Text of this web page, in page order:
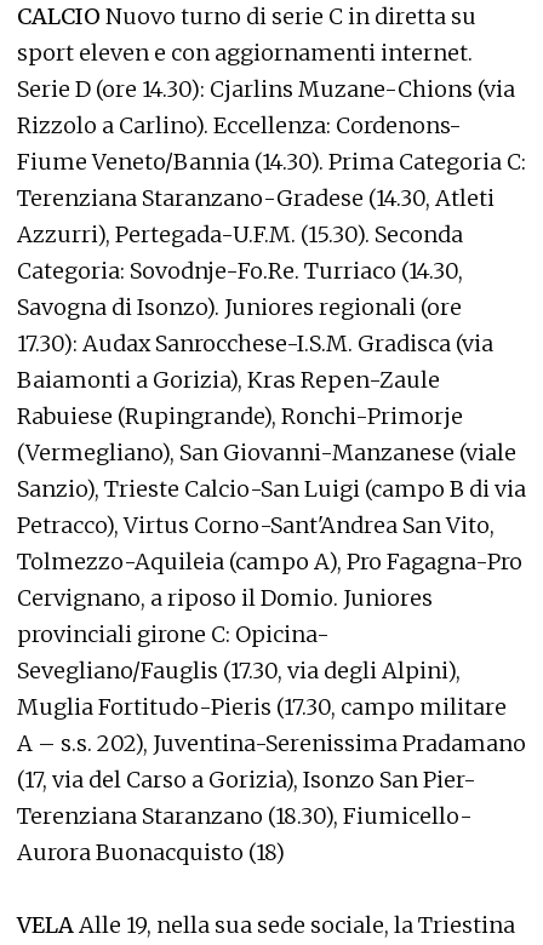
CALCIO Nuovo turno di serie C in diretta su
sport eleven e con aggiornamenti internet.
Serie D (ore 14.30): Cjarlins Muzane-Chions (via
Rizzolo a Carlino). Eccellenza: Cordenons-
Fiume Veneto/Bannia (14.30). Prima Categoria C:
Terenziana Staranzano-Gradese (14.30, Atleti
Azzurri), Pertegada-U.F.M. (15.30). Seconda
Categoria: Sovodnje-Fo.Re. Turriaco (14.30,
Savogna di Isonzo). Juniores regionali (ore
17.30): Audax Sanrocchese-I.S.M. Gradisca (via
Baiamonti a Gorizia), Kras Repen-Zaule
Rabuiese (Rupingrande), Ronchi-Primorje
(Vermegliano), San Giovanni-Manzanese (viale
Sanzio), Trieste Calcio-San Luigi (campo B di via
Petracco), Virtus Corno-Sant'Andrea San Vito,
Tolmezzo-Aquileia (campo A), Pro Fagagna-Pro
Cervignano, a riposo il Domio. Juniores
provinciali girone C: Opicina-
Sevegliano/Fauglis (17.30, via degli Alpini),
Muglia Fortitudo-Pieris (17.30, campo militare
A – s.s. 202), Juventina-Serenissima Pradamano
(17, via del Carso a Gorizia), Isonzo San Pier-
Terenziana Staranzano (18.30), Fiumicello-
Aurora Buonacquisto (18)
VELAAlle 19, nella sua sede sociale, la Triestina